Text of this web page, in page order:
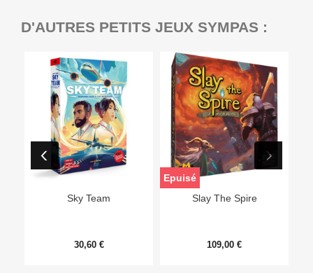
D'AUTRES PETITS JEUX SYMPAS :
Sky Team
30,60 €
Slay The Spire
109,00 €
Epuisé